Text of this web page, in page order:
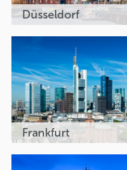
Düsseldorf
Frankfurt